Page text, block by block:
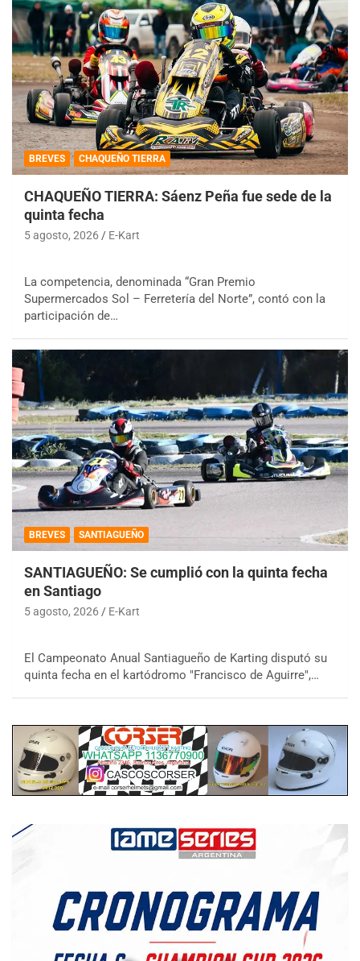
BREVES CHAQUEÑO TIERRA
CHAQUEÑO TIERRA: Sáenz Peña fue sede de la
quinta fecha
5 agosto, 2026 E-Kart
La competencia, denominada “Gran Premio
Supermercados Sol – Ferretería del Norte”, contó con la
participación de…
BREVES SANTIAGUEÑO
SANTIAGUEÑO: Se cumplió con la quinta fecha
en Santiago
5 agosto, 2026 E-Kart
El Campeonato Anual Santiagueño de Karting disputó su
quinta fecha en el kartódromo "Francisco de Aguirre",…